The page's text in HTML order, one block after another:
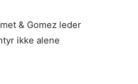
& Gomez leder
ikke alene